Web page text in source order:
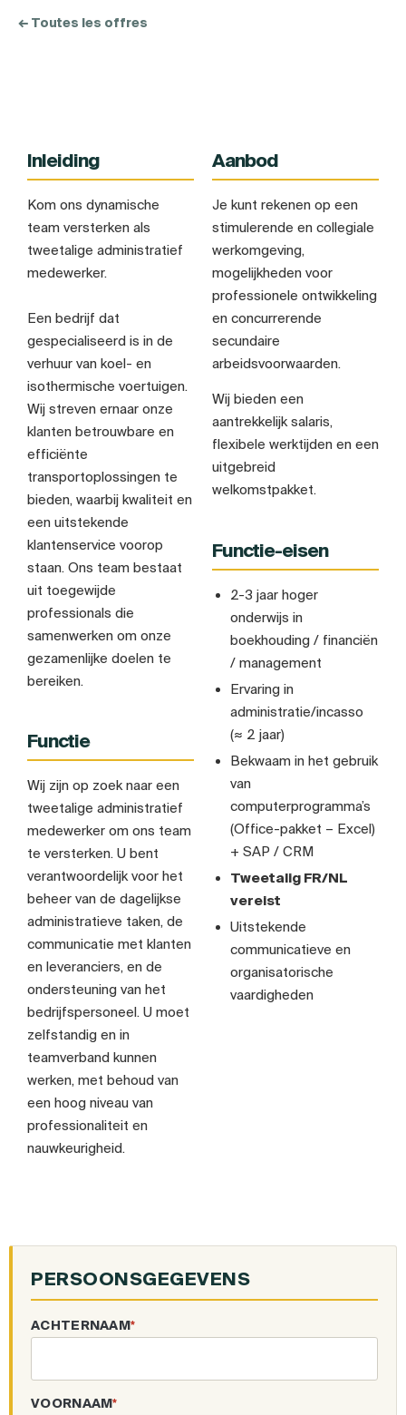
← Toutes les offres
Inleiding
Kom ons dynamische
team versterken als
tweetalige administratief
medewerker.
Een bedrijf dat
gespecialiseerd is in de
verhuur van koel- en
isothermische voertuigen.
Wij streven ernaar onze
klanten betrouwbare en
efficiënte
transportoplossingen te
bieden, waarbij kwaliteit en
een uitstekende
klantenservice voorop
staan. Ons team bestaat
uit toegewijde
professionals die
samenwerken om onze
gezamenlijke doelen te
bereiken.
Functie
Wij zijn op zoek naar een
tweetalige administratief
medewerker om ons team
te versterken. U bent
verantwoordelijk voor het
beheer van de dagelijkse
administratieve taken, de
communicatie met klanten
en leveranciers, en de
ondersteuning van het
bedrijfspersoneel. U moet
zelfstandig en in
teamverband kunnen
werken, met behoud van
een hoog niveau van
professionaliteit en
nauwkeurigheid.
Aanbod
Je kunt rekenen op een
stimulerende en collegiale
werkomgeving,
mogelijkheden voor
professionele ontwikkeling
en concurrerende
secundaire
arbeidsvoorwaarden.
Wij bieden een
aantrekkelijk salaris,
flexibele werktijden en een
uitgebreid
welkomstpakket.
Functie-eisen
2-3 jaar hoger
onderwijs in
boekhouding / financiën
/ management
Ervaring in
administratie/incasso
(≈ 2 jaar)
Bekwaam in het gebruik
van
computerprogramma’s
(Office-pakket – Excel)
+ SAP / CRM
Tweetalig FR/NL
vereist
Uitstekende
communicatieve en
organisatorische
vaardigheden
PERSOONSGEGEVENS
ACHTERNAAM*
VOORNAAM*